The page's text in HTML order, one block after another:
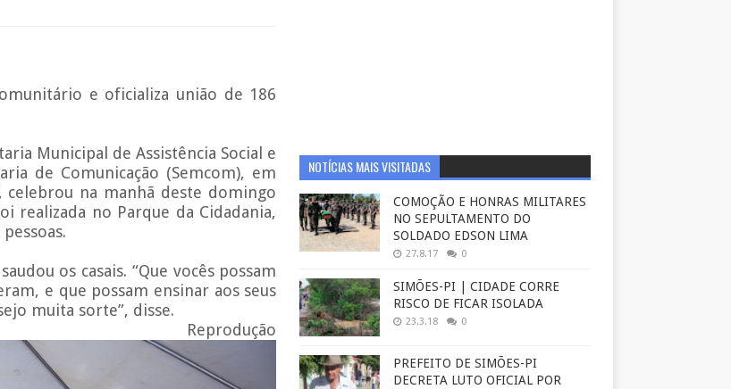
e oficializa união de 186
Municipal de Assistência Social e
de Comunicação (Semcom), em
celebrou na manhã deste domingo
realizada no Parque da Cidadania,
os casais. “Que vocês possam
e que possam ensinar aos seus
muita sorte”, disse.
NOTÍCIAS MAIS VISITADAS
COMOÇÃO E HONRAS MILITARES
NO SEPULTAMENTO DO
SOLDADO EDSON LIMA
27.8.17 0
SIMÕES-PI | CIDADE CORRE
RISCO DE FICAR ISOLADA
23.3.18 0
PREFEITO DE SIMÕES-PI
DECRETA LUTO OFICIAL POR